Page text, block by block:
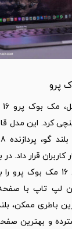
مجموعه 15 اینچی
قرار داد.
معاون شرکت اپل نسل 16 مک
لپ تاپ با صفحه
باطری ممکن،
و بهترین